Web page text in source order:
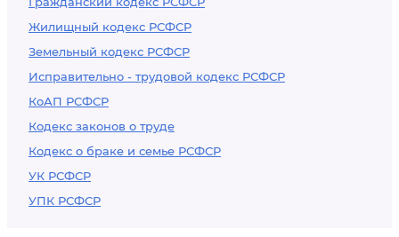
Жилищный кодекс РСФСР
Земельный кодекс РСФСР
Исправительно - трудовой кодекс РСФСР
КоАП РСФСР
Кодекс законов о труде
Кодекс о браке и семье РСФСР
УК РСФСР
УПК РСФСР